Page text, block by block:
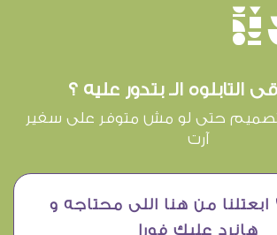
التابلوه الـ بتدور عليه ؟
تصميم حتى لو مش متوفر على سفير
آرت
¥ ₧ ƒ ابعتلنا من هنا اللى محتاجه و
هانرد عليك فورا